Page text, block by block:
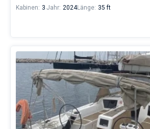
Kabinen: 3 Jahr: 2024Länge: 35 ft